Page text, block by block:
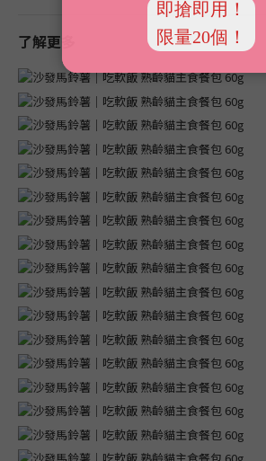
了解更多